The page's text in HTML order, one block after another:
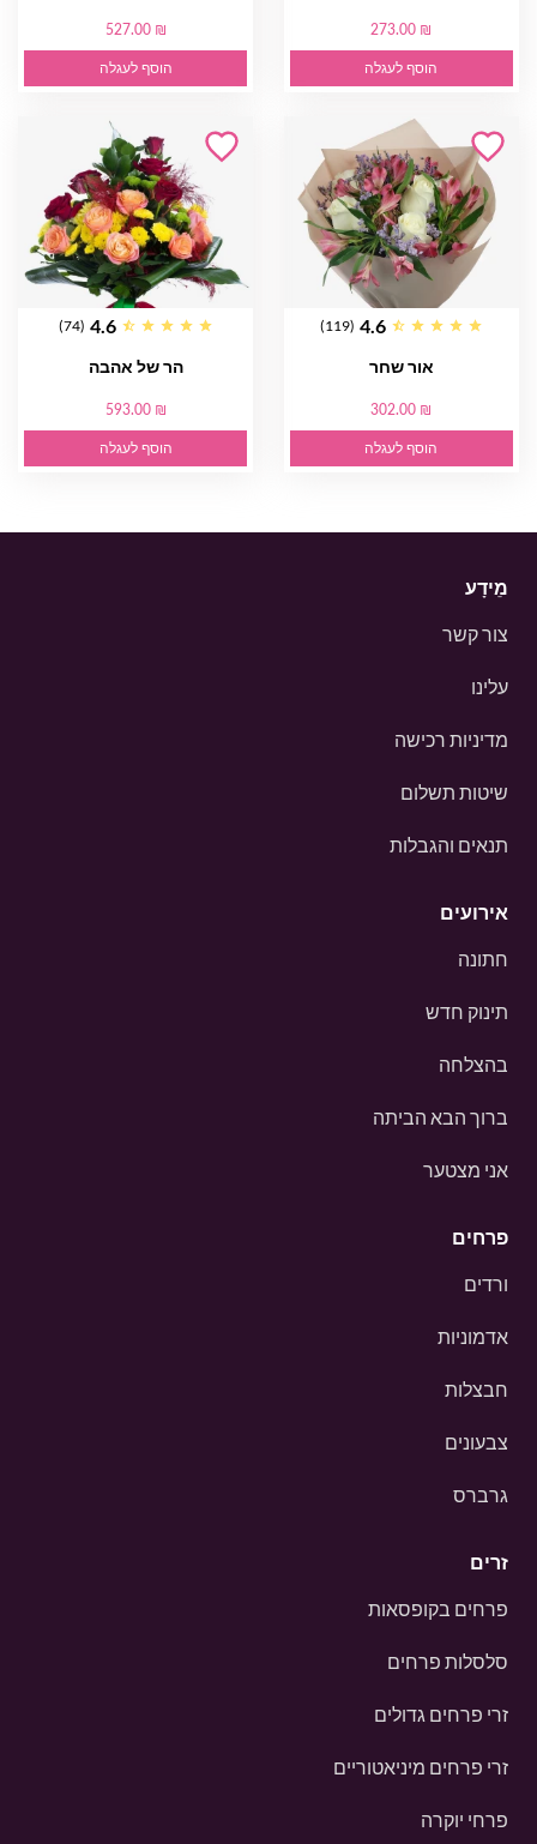
273.00 ₪
הוסף לעגלה
527.00 ₪
הוסף לעגלה
4.6
(119)
אור שחר
302.00 ₪
הוסף לעגלה
4.6
(74)
הר של אהבה
593.00 ₪
הוסף לעגלה
מֵידָע
צור קשר
עלינו
מדיניות רכישה
שיטות תשלום
תנאים והגבלות
אירועים
חתונה
תינוק חדש
בהצלחה
ברוך הבא הביתה
אני מצטער
פרחים
ורדים
אדמוניות
חבצלות
צבעונים
גרברס
זרים
פרחים בקופסאות
סלסלות פרחים
זרי פרחים גדולים
זרי פרחים מיניאטוריים
פרחי יוקרה